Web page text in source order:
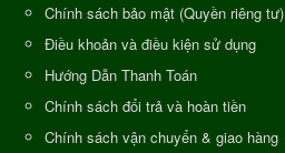
Chính sách bảo mật (Quyền riêng tư)
Điều khoản và điều kiện sử dụng
Hướng Dẫn Thanh Toán
Chính sách đổi trả và hoàn tiền
Chính sách vận chuyển & giao hàng